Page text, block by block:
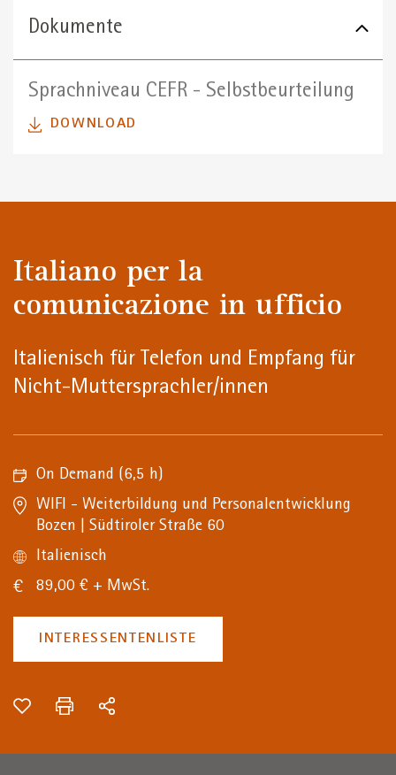
Dokumente
Sprachniveau CEFR - Selbstbeurteilung
DOWNLOAD
Italiano per la
comunicazione in ufficio
Italienisch für Telefon und Empfang für
Nicht-Muttersprachler/innen
On Demand (6,5 h)
WIFI - Weiterbildung und Personalentwicklung
Bozen | Südtiroler Straße 60
Italienisch
89,00 € + MwSt.
INTERESSENTENLISTE